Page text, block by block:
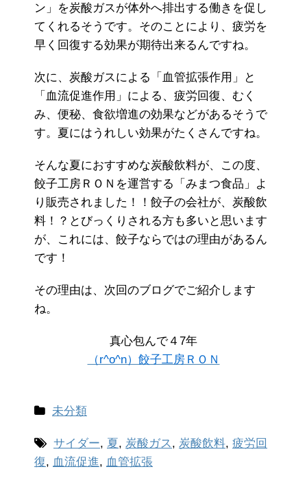
ン」を炭酸ガスが体外へ排出する働きを促し
てくれるそうです。そのことにより、疲労を
早く回復する効果が期待出来るんですね。
次に、炭酸ガスによる「血管拡張作用」と
「血流促進作用」による、疲労回復、むく
み、便秘、食欲増進の効果などがあるそうで
す。夏にはうれしい効果がたくさんですね。
そんな夏におすすめな炭酸飲料が、この度、
餃子工房ＲＯＮを運営する「みまつ食品」よ
り販売されました！！餃子の会社が、炭酸飲
料！？とびっくりされる方も多いと思います
が、これには、餃子ならではの理由があるん
です！
その理由は、次回のブログでご紹介します
ね。
真心包んで４7年
（r^o^n）餃子工房ＲＯＮ
未分類
サイダー, 夏, 炭酸ガス, 炭酸飲料, 疲労回
復, 血流促進, 血管拡張